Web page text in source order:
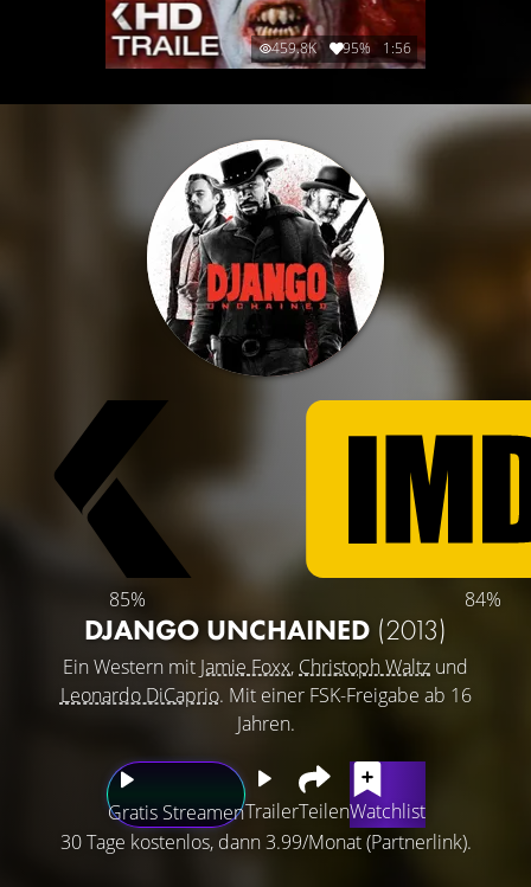
459.8K 95% 1:56
85% 84%
DJANGO UNCHAINED (2013)
Ein Western mit Jamie Foxx, Christoph Waltz und
Leonardo DiCaprio. Mit einer FSK-Freigabe ab 16
Jahren.
Gratis StreamenTrailerTeilenWatchlist
30 Tage kostenlos, dann 3.99/Monat (Partnerlink).